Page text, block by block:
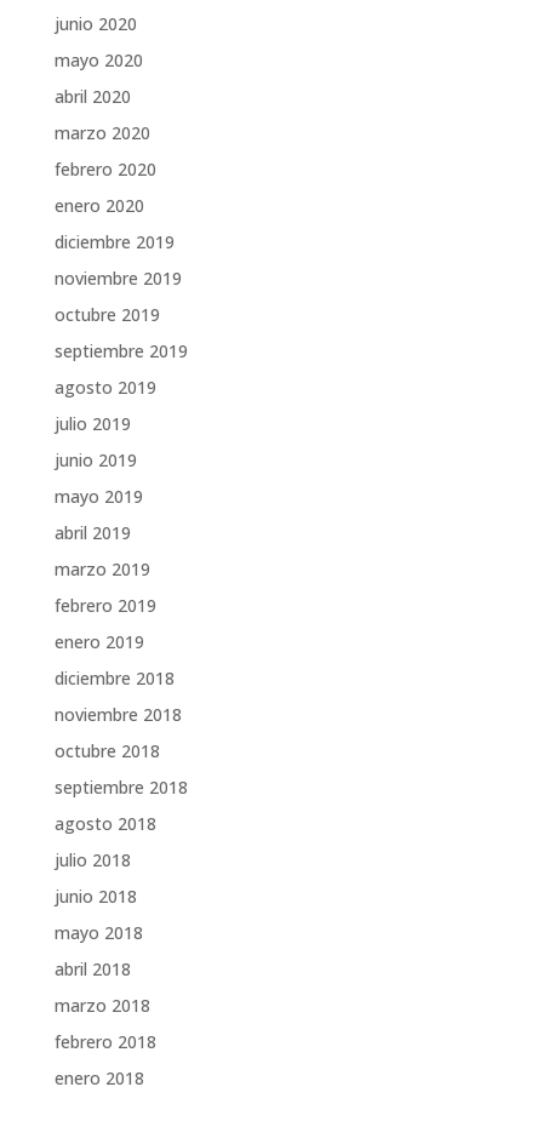
junio 2020
mayo 2020
abril 2020
marzo 2020
febrero 2020
enero 2020
diciembre 2019
noviembre 2019
octubre 2019
septiembre 2019
agosto 2019
julio 2019
junio 2019
mayo 2019
abril 2019
marzo 2019
febrero 2019
enero 2019
diciembre 2018
noviembre 2018
octubre 2018
septiembre 2018
agosto 2018
julio 2018
junio 2018
mayo 2018
abril 2018
marzo 2018
febrero 2018
enero 2018